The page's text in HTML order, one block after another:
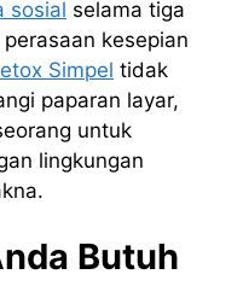
sosial selama tiga
kesepian
Simpel tidak
paparan layar,
untuk
lingkungan
Butuh